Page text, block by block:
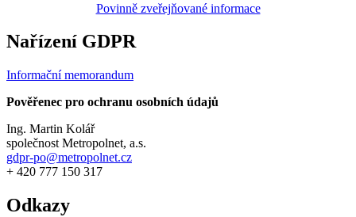
Povinně zveřejňované informace
Nařízení GDPR
Informační memorandum
Pověřenec pro ochranu osobních údajů
Ing. Martin Kolář
společnost Metropolnet, a.s.
gdpr-po@metropolnet.cz
+ 420 777 150 317
Odkazy